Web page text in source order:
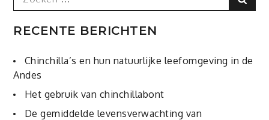
for:
RECENTE BERICHTEN
Chinchilla’s en hun natuurlijke leefomgeving in de
Andes
Het gebruik van chinchillabont
De gemiddelde levensverwachting van